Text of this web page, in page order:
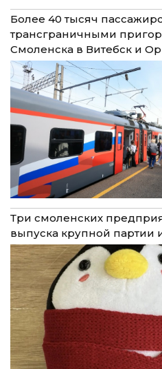
Более 40 тысяч
трансграничными
Смоленска в Витебск и
Три смоленских
выпуска крупной партии